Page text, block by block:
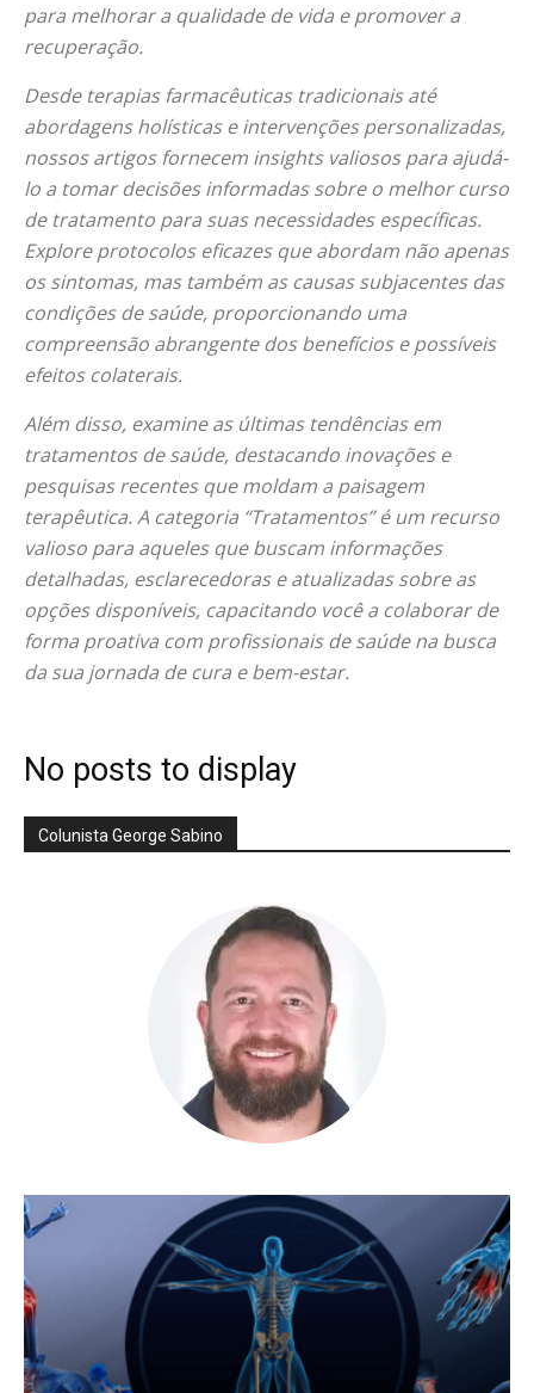
para melhorar a qualidade de vida e promover a
recuperação.
Desde terapias farmacêuticas tradicionais até
abordagens holísticas e intervenções personalizadas,
nossos artigos fornecem insights valiosos para ajudá-
lo a tomar decisões informadas sobre o melhor curso
de tratamento para suas necessidades específicas.
Explore protocolos eficazes que abordam não apenas
os sintomas, mas também as causas subjacentes das
condições de saúde, proporcionando uma
compreensão abrangente dos benefícios e possíveis
efeitos colaterais.
Além disso, examine as últimas tendências em
tratamentos de saúde, destacando inovações e
pesquisas recentes que moldam a paisagem
terapêutica. A categoria “Tratamentos” é um recurso
valioso para aqueles que buscam informações
detalhadas, esclarecedoras e atualizadas sobre as
opções disponíveis, capacitando você a colaborar de
forma proativa com profissionais de saúde na busca
da sua jornada de cura e bem-estar.
No posts to display
Colunista George Sabino